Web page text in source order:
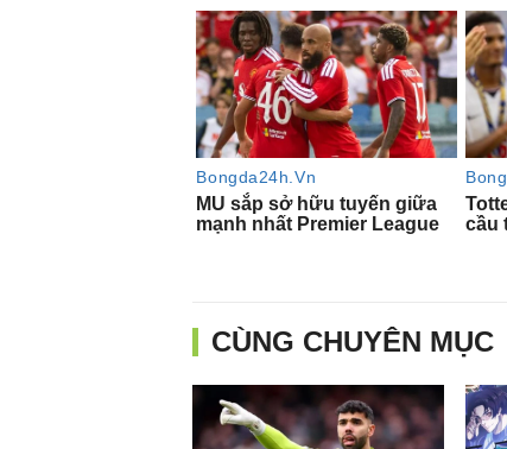
CÙNG CHUYÊN MỤC